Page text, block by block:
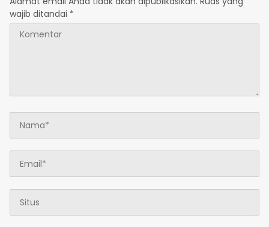
wajib ditandai *